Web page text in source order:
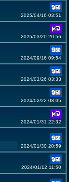
2025/04/16 03:51
2025/03/20 20:56
2024/09/16 09:54
2024/03/26 03:33
2024/02/22 03:05
2024/01/31 22:32
2024/01/30 20:59
2024/01/12 11:50